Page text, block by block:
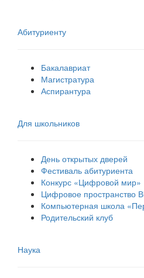
Абитуриенту
Бакалавриат
Магистратура
Аспирантура
Для школьников
День открытых дверей
Фестиваль абитуриента
Конкурс «Цифровой мир»
Цифровое пространство
Компьютерная школа
Родительский клуб
Наука